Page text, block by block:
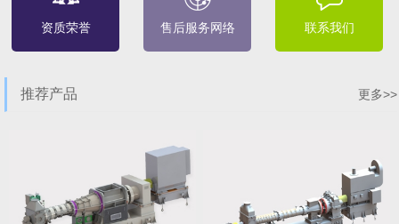
资质荣誉 售后服务网络 联系我们
推荐产品 更多>>